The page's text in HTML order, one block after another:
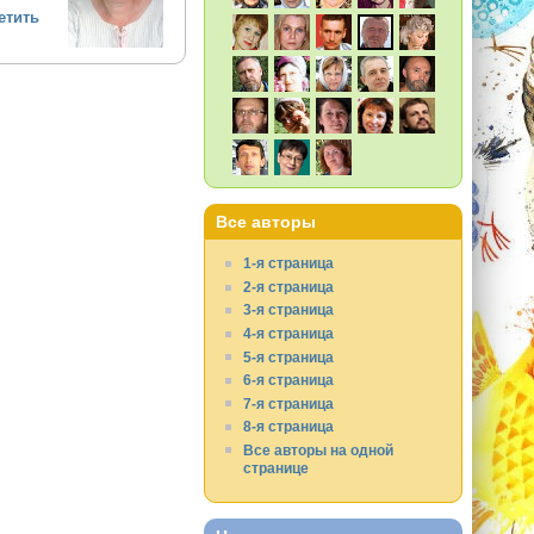
Все авторы
1-я страница
2-я страница
3-я страница
4-я страница
5-я страница
6-я страница
7-я страница
8-я страница
Все авторы на одной
странице